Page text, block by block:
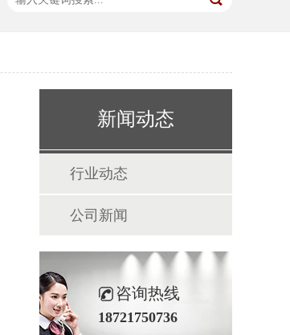
新闻动态
行业动态
公司新闻
咨询热线
18721750736